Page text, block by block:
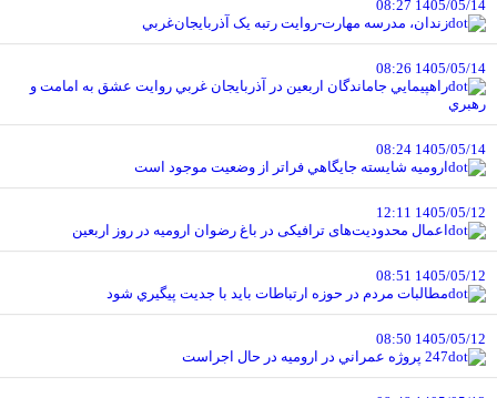
1405/05/14 08:27
زندان، مدرسه مهارت-روايت رتبه يک آذربايجان‌غربي
1405/05/14 08:26
راهپيمايي جاماندگان اربعين در آذربايجان غربي روايت عشق به امامت و
رهبري
1405/05/14 08:24
اروميه شايسته جايگاهي فراتر از وضعيت موجود است
1405/05/12 12:11
اعمال محدودیت‌های ترافیکی در باغ رضوان ارومیه در روز اربعین
1405/05/12 08:51
مطالبات مردم در حوزه ارتباطات بايد با جديت پيگيري شود
1405/05/12 08:50
247 پروژه عمراني در اروميه در حال اجراست